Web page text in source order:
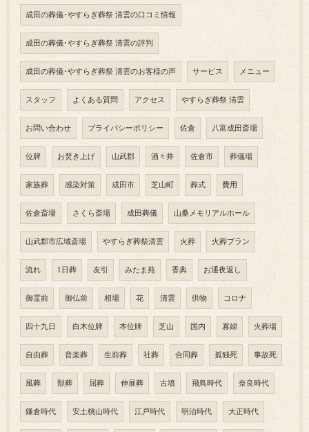
成田の葬儀･やすらぎ葬祭 清雲の口コミ情報
成田の葬儀･やすらぎ葬祭 清雲の評判
成田の葬儀･やすらぎ葬祭 清雲のお客様の声 サービス メニュー
スタッフ よくある質問 アクセス やすらぎ葬祭 清雲
お問い合わせ プライバシーポリシー 佐倉 八富成田斎場
位牌 お焚き上げ 山武郡 酒々井 佐倉市 葬儀場
家族葬 感染対策 成田市 芝山町 葬式 費用
佐倉斎場 さくら斎場 成田葬儀 山桑メモリアルホール
山武郡市広域斎場 やすらぎ葬祭清雲 火葬 火葬プラン
流れ 1日葬 友引 みたま苑 香典 お通夜返し
御霊前 御仏前 相場 花 清雲 供物 コロナ
四十九日 白木位牌 本位牌 芝山 国内 寡婦 火葬場
自由葬 音楽葬 生前葬 社葬 合同葬 孤独死 事故死
風葬 獣葬 屈葬 伸展葬 古墳 飛鳥時代 奈良時代
鎌倉時代 安土桃山時代 江戸時代 明治時代 大正時代